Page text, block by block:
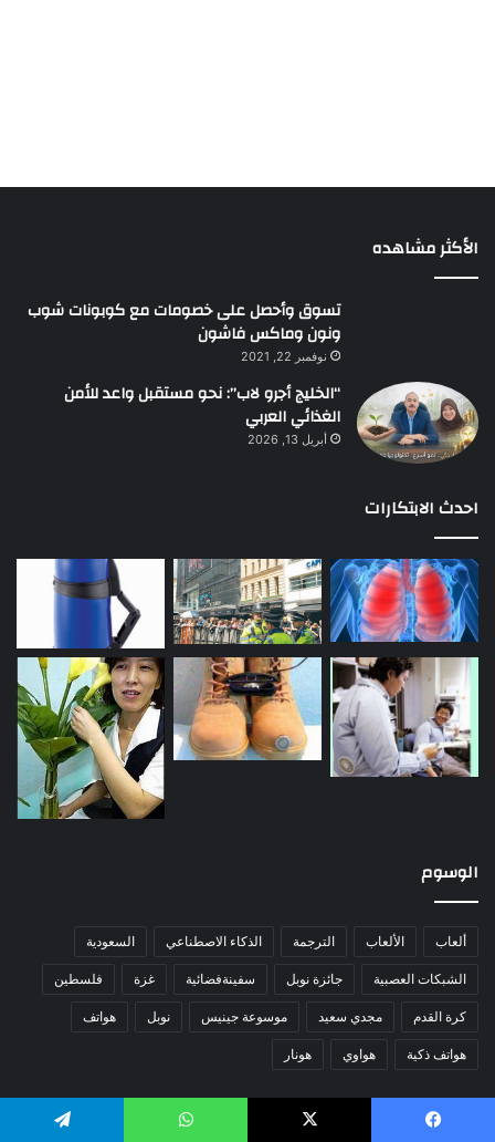
الأكثر مشاهده
تسوق وأحصل على خصومات مع كوبونات شوب
ونون وماكس فاشون
نوفمبر 22, 2021
“الخليج أجرو لاب”: نحو مستقبل واعد للأمن
الغذائي العربي
أبريل 13, 2026
احدث الابتكارات
الوسوم
ألعاب الألعاب الترجمة الذكاء الاصطناعي السعودية
الشبكات العصبية جائزة نوبل سفينةفضائية غزة فلسطين
كرة القدم مجدي سعيد موسوعة جينيس نوبل هواتف
هواتف ذكية هواوي هونار